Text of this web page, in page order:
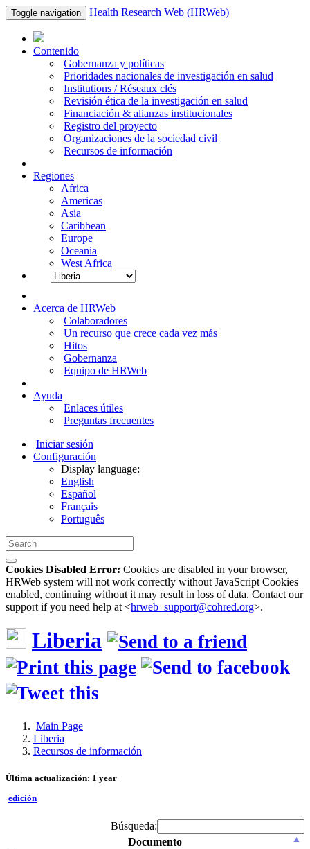
Toggle navigation Health Research Web (HRWeb)
Contenido
Gobernanza y políticas
Prioridades nacionales de investigación en salud
Institutions / Réseaux clés
Revisión ética de la investigación en salud
Financiación & alianzas institucionales
Registro del proyecto
Organizaciones de la sociedad civil
Recursos de información
Regiones
Africa
Americas
Asia
Caribbean
Europe
Oceania
West Africa
Acerca de HRWeb
Colaboradores
Un recurso que crece cada vez más
Hitos
Gobernanza
Equipo de HRWeb
Ayuda
Enlaces útiles
Preguntas frecuentes
Iniciar sesión
Configuración
Display language:
English
Español
Français
Português
Cookies Disabled Error: Cookies are disabled in your browser,
HRWeb system will not work correctly without JavaScript Cookies
enabled, continuing without it may result in loss of data. Contact our
support if you need help at <hrweb_support@cohred.org>.
Liberia
Main Page
Liberia
Recursos de información
Última actualización: 1 year
edición
Búsqueda:
Documento